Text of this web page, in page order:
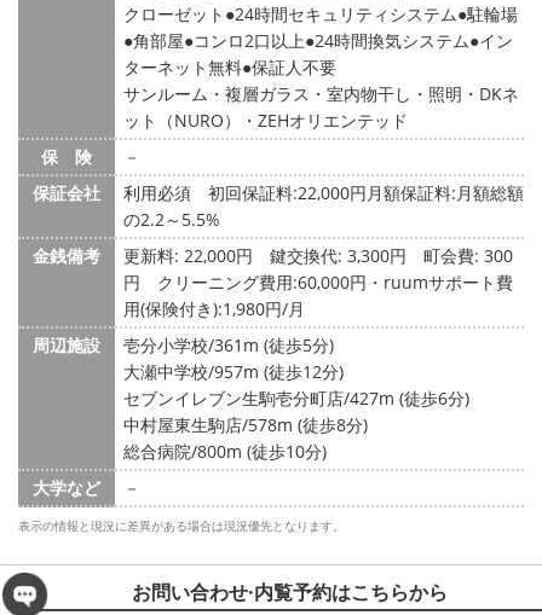
クローゼット 24時間セキュリティシステム 駐輪場
角部屋 コンロ2口以上 24時間換気システム イン
ターネット無料 保証人不要
サンルーム・複層ガラス・室内物干し・照明・DKネ
ット（NURO）・ZEHオリエンテッド
保 険
－
保証会社
利用必須 初回保証料:22,000円月額保証料:月額総額
の2.2～5.5%
金銭備考
更新料: 22,000円 鍵交換代: 3,300円
町会費: 300
円
クリーニング費用:60,000円・ruumサポート費
用(保険付き):1,980円/月
周辺施設
壱分小学校/361m (徒歩5分)
大瀬中学校/957m (徒歩12分)
セブンイレブン生駒壱分町店/427m (徒歩6分)
中村屋東生駒店/578m (徒歩8分)
総合病院/800m (徒歩10分)
大学など
－
表示の情報と現況に差異がある場合は現況優先となります。
お問い合わせ·内覧予約はこちらから